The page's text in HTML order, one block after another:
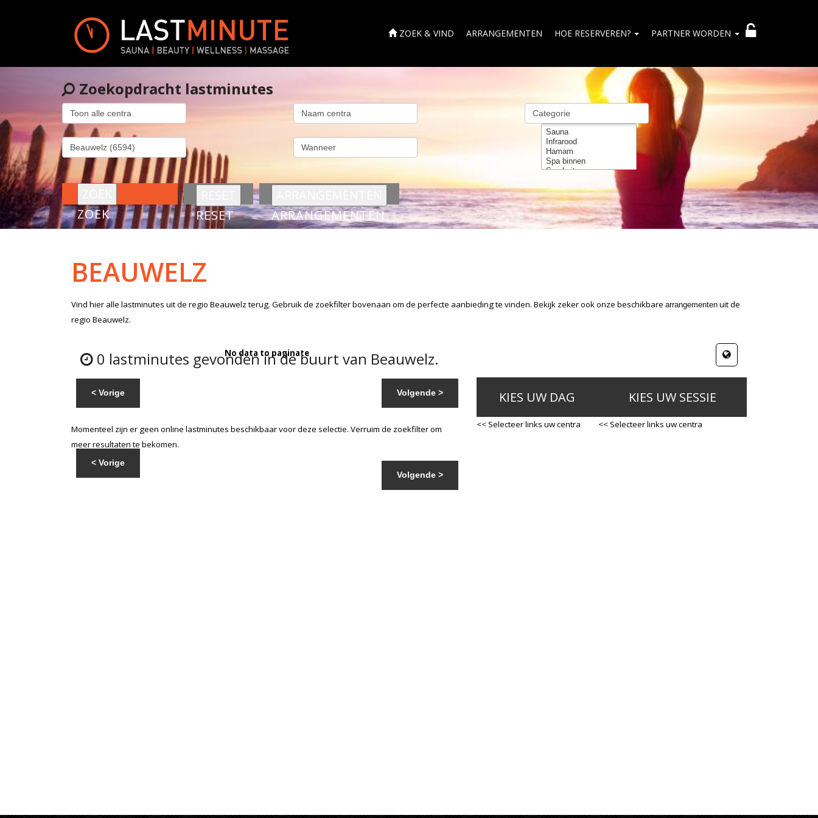
ZOEK & VIND ARRANGEMENTEN HOE RESERVEREN? PARTNER WORDEN
Zoekopdracht lastminutes
ZOEK RESET ARRANGEMENTEN
BEAUWELZ
Vind hier alle lastminutes uit de regio Beauwelzterug. Gebruik de zoekfilter bovenaan om de perfecte aanbieding te vinden. Bekijk zeker ook onze beschikbare arrangementen uit de
regio Beauwelz.
0 lastminutes gevonden in de buurt van Beauwelz.
< Vorige Volgende >
No data to paginate
Momenteel zijn er geen online lastminutes beschikbaar voor deze selectie. Verruim de zoekfilter om
meer resultaten te bekomen.
< Vorige
Volgende >
KIES UW DAG
<< Selecteer links uw centra
KIES UW SESSIE
<< Selecteer links uw centra